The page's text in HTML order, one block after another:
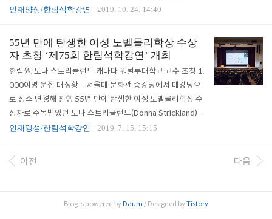
습니다. 특히 기후변화에 대해 관심이 큽니다. 모든 과학자들
니다. 오염된 지구를 깨끗이 청소하는 것도 과학자의 몫입니
다.” 한국과학기술한림원(원장 한민구, 이하 한림원)이 주최하
고 IBS 초강력레이저과학연구단(단장 남창희, 이하 CoReLs),
광주과학기술원(총장 김기선, 이하 GIST)이 주관한 ‘제76회
한림석학강연’이 10월 22일 GIST 오룡관 다산홀에서 개최됐
다. 2018년 노벨물리학상 수상자..
인재양성/한림석학강연 2019. 10. 24. 14:40
55년 만에 탄생한 여성 노벨물리학상 수상
자 초청 ‘제75회 한림석학강연’ 개최
한림원, 도나 스트리클런드 캐나다 워털루대학교 교수 초청 1,
000여명 운집 대성황…서울대 문화관 중강당에서 대강당으
로 장소 변경해 진행 55년 만에 탄생한 여성 노벨물리학상 수
상자로 주목받았던 도나 스트리클런드(Donna Strickland)
캐나다 워털루대학교 교수가 한국의 예비 과학도들을 만나기
년도 노벨물리학상 수상자인 도나 스트리클런드 교수를 초청,
7월 12일 서울대학교 문화관 대강당에서 제75회 한림석학강
를 변경해 진행할 정도로 대성황을 이뤘다. 스트리클런드 교수
인재양성/한림석학강연 2019. 7. 15. 15:15
이전 다음
Blog is powered byDaum / Designed byTistory